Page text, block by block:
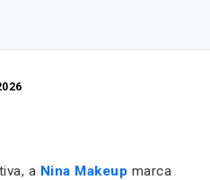
a Nina Makeup marca